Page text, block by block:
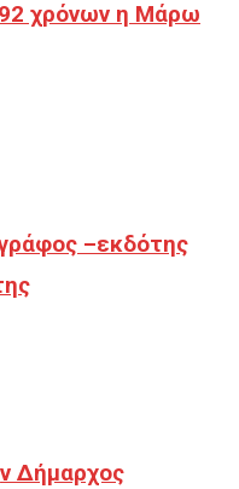
92 χρόνων η Μάρω
–εκδότης
Δήμαρχος